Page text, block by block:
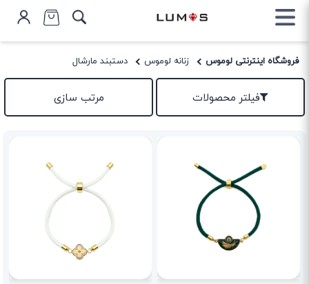
فروشگاه اینترنتی لوموس زنانه لوموس دستبند مارشال
فیلتر محصولات مرتب سازی